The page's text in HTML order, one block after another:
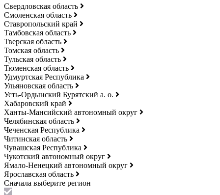
Свердловская область
Смоленская область
Ставропольский край
Тамбовская область
Тверская область
Томская область
Тульская область
Тюменская область
Удмуртская Республика
Ульяновская область
Усть-Ордынский Бурятский а. о.
Хабаровский край
Ханты-Мансийский автономный округ
Челябинская область
Чеченская Республика
Читинская область
Чувашская Республика
Чукотский автономный округ
Ямало-Ненецкий автономный округ
Ярославская область